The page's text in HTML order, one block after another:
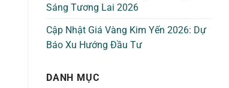
Sáng Tương Lai 2026
Cập Nhật Giá Vàng Kim Yến 2026: Dự
Báo Xu Hướng Đầu Tư
DANH MỤC